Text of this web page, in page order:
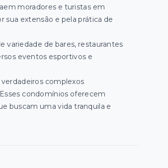
moradores e turistas em
sua extensão e pela prática de
variedade de bares, restaurantes
eventos esportivos e
complexos
condomínios oferecem
buscam uma vida tranquila e